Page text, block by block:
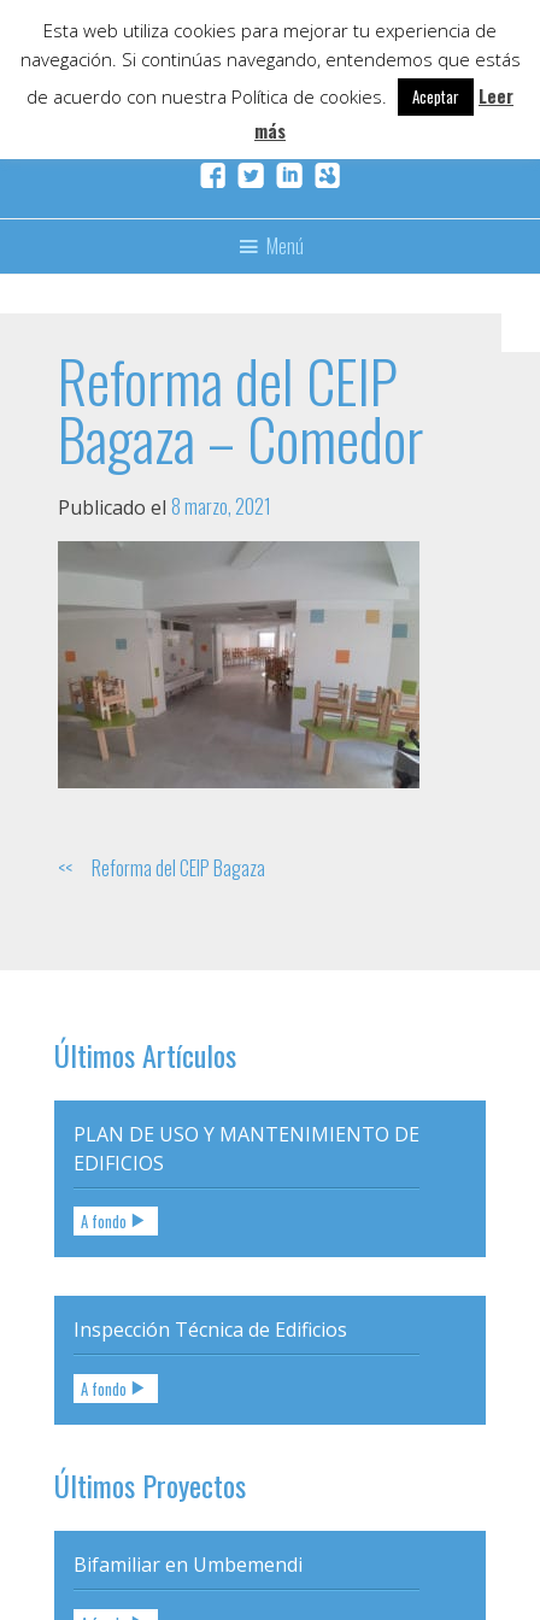
content
Menú
Reforma del CEIP
Bagaza – Comedor
Publicado el 8 marzo, 2021
Navegación
Reforma del CEIP Bagaza
Últimos Artículos
PLAN DE USO Y MANTENIMIENTO DE
EDIFICIOS
A fondo
Inspección Técnica de Edificios
A fondo
Últimos Proyectos
Bifamiliar en Umbemendi
Esta web utiliza cookies para mejorar tu experiencia de
navegación. Si continúas navegando, entendemos que estás
de acuerdo con nuestra Política de cookies.
Aceptar
Leer
más